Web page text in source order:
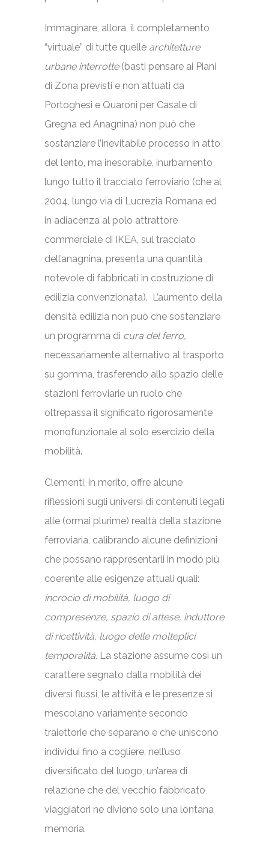
Immaginare, allora, il completamento
“virtuale” di tutte quelle architetture
urbane interrotte(basti pensare ai Piani
di Zona previsti e non attuati da
Portoghesi e Quaroni per Casale di
Gregna ed Anagnina) non può che
sostanziare l’inevitabile processo in atto
del lento, ma inesorabile, inurbamento
lungo tutto il tracciato ferroviario (che al
2004, lungo via di Lucrezia Romana ed
in adiacenza al polo attrattore
commerciale di IKEA, sul tracciato
dell’anagnina, presenta una quantità
notevole di fabbricati in costruzione di
edilizia convenzionata). L’aumento della
densità edilizia non può che sostanziare
un programma di cura del ferro,
necessariamente alternativo al trasporto
su gomma, trasferendo allo spazio delle
stazioni ferroviarie un ruolo che
oltrepassa il significato rigorosamente
monofunzionale al solo esercizio della
mobilità.
Clementi, in merito, offre alcune
riflessioni sugli universi di contenuti legati
alle (ormai plurime) realtà della stazione
ferroviaria, calibrando alcune definizioni
che possano rappresentarli in modo più
coerente alle esigenze attuali quali:
incrocio di mobilità, luogo di
compresenze, spazio di attese, induttore
di ricettività, luogo delle molteplici
temporalità. La stazione assume così un
carattere segnato dalla mobilità dei
diversi flussi, le attività e le presenze si
mescolano variamente secondo
traiettorie che separano e che uniscono
individui fino a cogliere, nell’uso
diversificato del luogo, un’area di
relazione che del vecchio fabbricato
viaggiatori ne diviene solo una lontana
memoria.